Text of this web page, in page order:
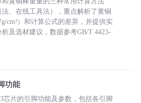
法、在线工具法），重点解析了黄铜
cm³）和计算公式的差异，并提供实
及选材建议，数据参考GB/T 4423-
功能
芯片的引脚功能及参数，包括各引脚